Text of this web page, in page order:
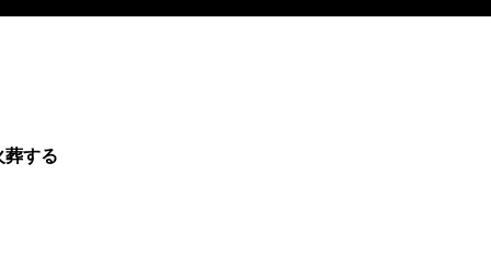
する